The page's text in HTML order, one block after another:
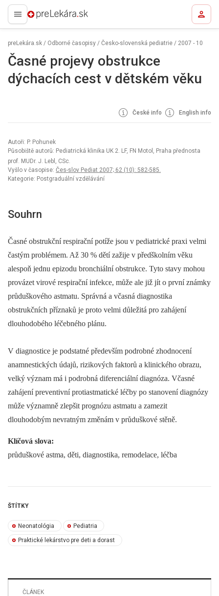
preLekára.sk
preLekára.sk / Odborné časopisy / Česko-slovenská pediatrie / 2007 - 10
Časné projevy obstrukce
dýchacích cest v dětském věku
České info English info
Autoři: P. Pohunek
Působiště autorů: Pediatrická klinika UK 2. LF, FN Motol, Praha přednosta
prof. MUDr. J. Lebl, CSc.
Vyšlo v časopise: Čes-slov Pediat 2007; 62 (10): 582-585.
Kategorie: Postgraduální vzdělávání
Souhrn
Časné obstrukční respirační potíže jsou v pediatrické praxi velmi
častým problémem. Až 30 % dětí zažije v předškolním věku
alespoň jednu epizodu bronchiální obstrukce. Tyto stavy mohou
provázet virové respirační infekce, může ale již jít o první známky
průduškového astmatu. Správná a včasná diagnostika
obstrukčních příznaků je proto velmi důležitá pro zahájení
dlouhodobého léčebného plánu.
V diagnostice je podstatné především podrobné zhodnocení
anamnestických údajů, rizikových faktorů a klinického obrazu,
velký význam má i podrobná diferenciální diagnóza. Včasné
zahájení preventivní protiastmatické léčby po stanovení diagnózy
může významně zlepšit prognózu astmatu a zamezit
dlouhodobým nevratným změnám v průduškové stěně.
Klíčová slova:
průduškové astma, děti, diagnostika, remodelace, léčba
ŠTÍTKY
Neonatológia Pediatria
Praktické lekárstvo pre deti a dorast
ČLÁNEK